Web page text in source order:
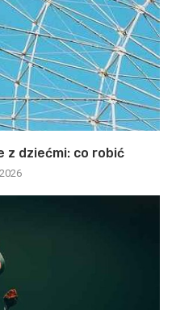
z dziećmi: co robić